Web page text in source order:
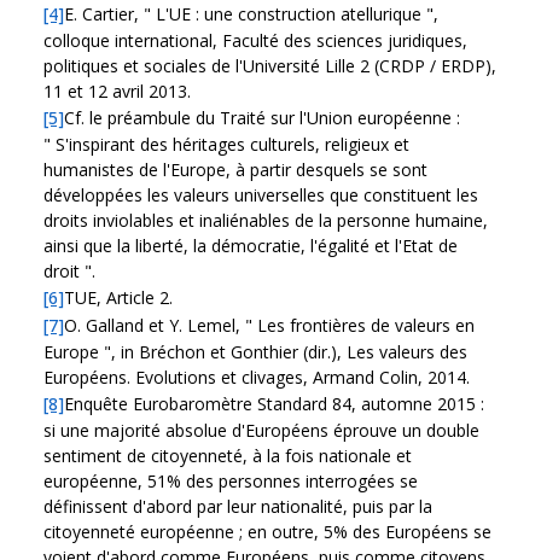
[4]E. Cartier, " L'UE : une construction atellurique ",
colloque international, Faculté des sciences juridiques,
politiques et sociales de l'Université Lille 2 (CRDP / ERDP),
11 et 12 avril 2013.
[5]Cf. le préambule du Traité sur l'Union européenne :
" S'inspirant des héritages culturels, religieux et
humanistes de l'Europe, à partir desquels se sont
développées les valeurs universelles que constituent les
droits inviolables et inaliénables de la personne humaine,
ainsi que la liberté, la démocratie, l'égalité et l'Etat de
droit ".
[6]TUE, Article 2.
[7]O. Galland et Y. Lemel, " Les frontières de valeurs en
Europe ", in Bréchon et Gonthier (dir.), Les valeurs des
Européens. Evolutions et clivages, Armand Colin, 2014.
[8]Enquête Eurobaromètre Standard 84, automne 2015 :
si une majorité absolue d'Européens éprouve un double
sentiment de citoyenneté, à la fois nationale et
européenne, 51% des personnes interrogées se
définissent d'abord par leur nationalité, puis par la
citoyenneté européenne ; en outre, 5% des Européens se